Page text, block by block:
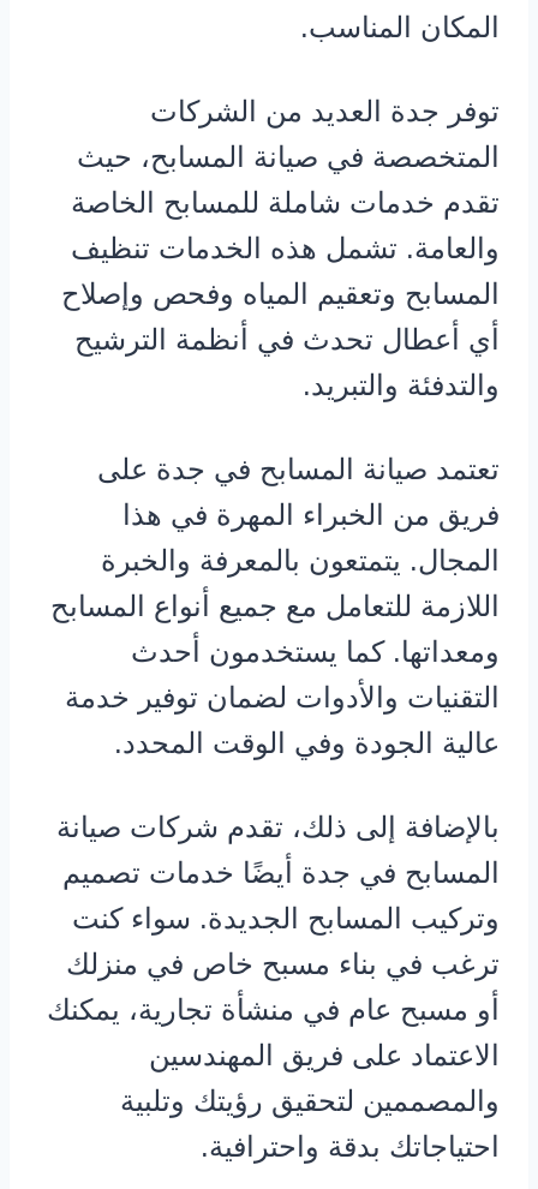
المكان المناسب.
توفر جدة العديد من الشركات
المتخصصة في صيانة المسابح، حيث
تقدم خدمات شاملة للمسابح الخاصة
والعامة. تشمل هذه الخدمات تنظيف
المسابح وتعقيم المياه وفحص وإصلاح
أي أعطال تحدث في أنظمة الترشيح
والتدفئة والتبريد.
تعتمد صيانة المسابح في جدة على
فريق من الخبراء المهرة في هذا
المجال. يتمتعون بالمعرفة والخبرة
اللازمة للتعامل مع جميع أنواع المسابح
ومعداتها. كما يستخدمون أحدث
التقنيات والأدوات لضمان توفير خدمة
عالية الجودة وفي الوقت المحدد.
بالإضافة إلى ذلك، تقدم شركات صيانة
المسابح في جدة أيضًا خدمات تصميم
وتركيب المسابح الجديدة. سواء كنت
ترغب في بناء مسبح خاص في منزلك
أو مسبح عام في منشأة تجارية، يمكنك
الاعتماد على فريق المهندسين
والمصممين لتحقيق رؤيتك وتلبية
احتياجاتك بدقة واحترافية.